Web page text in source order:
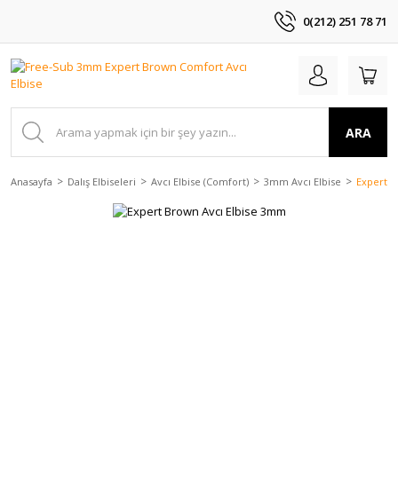
0(212) 251 78 71
ARA
Anasayfa Dalış Elbiseleri Avcı Elbise (Comfort) 3mm Avcı Elbise Expert